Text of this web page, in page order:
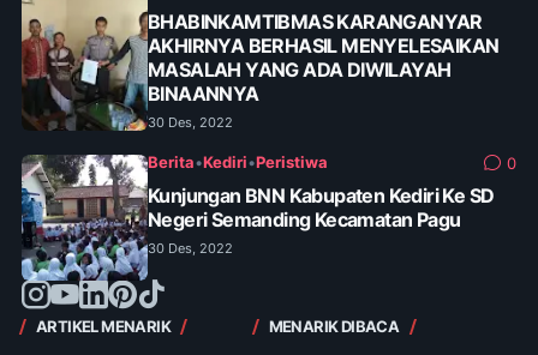
BHABINKAMTIBMAS KARANGANYAR
AKHIRNYA BERHASIL MENYELESAIKAN
MASALAH YANG ADA DIWILAYAH
BINAANNYA
30 Des, 2022
Berita•Kediri•Peristiwa 0
Kunjungan BNN Kabupaten Kediri Ke SD
Negeri Semanding Kecamatan Pagu
30 Des, 2022
ARTIKEL MENARIK MENARIK DIBACA